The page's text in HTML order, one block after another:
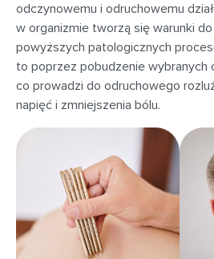
odczynowemu i odruchowemu
w organizmie tworzą się warunki
powyższych patologicznych
to poprzez pobudzenie wybranych
co prowadzi do odruchowego
napięć i zmniejszenia bólu.